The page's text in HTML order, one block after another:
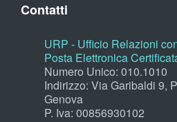
Contatti
URP - Ufficio Relazioni
Posta Elettronica
Numero Unico: 010.1010
Indirizzo: Via Garibaldi 9,
Genova
P. Iva: 00856930102